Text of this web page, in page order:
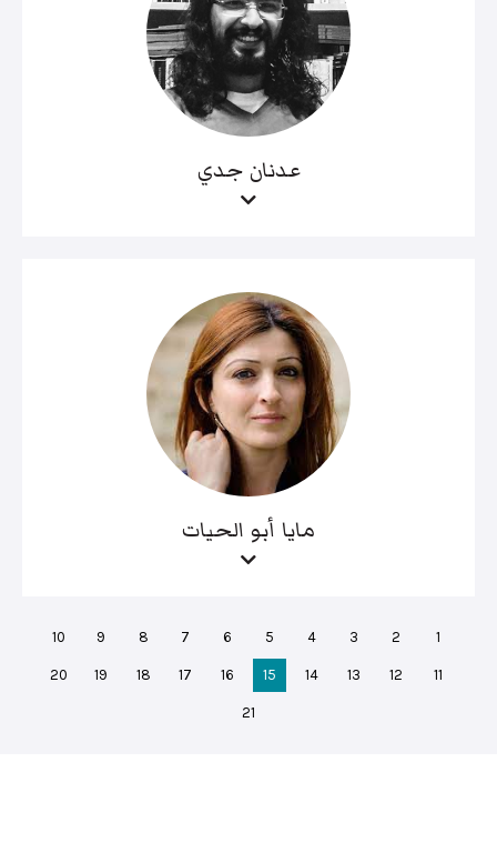
عدنان جدي
مايا أبو الحيات
1
2
3
4
5
6
7
8
9
10
11
12
13
14
15
16
17
18
19
20
21